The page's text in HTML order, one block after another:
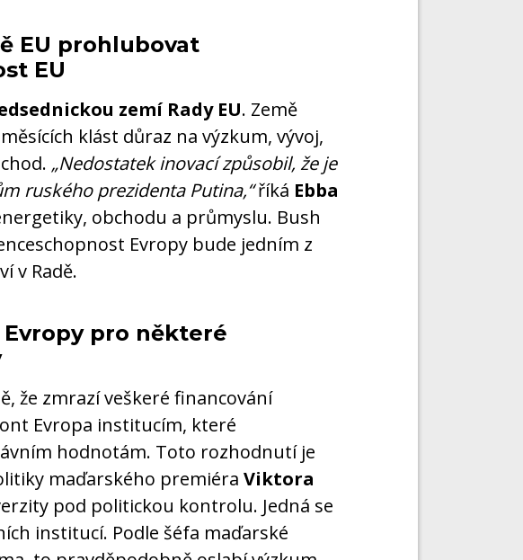
EU prohlubovat
EU
zemí Rady EU. Země
klást důraz na výzkum, vývoj,
„Nedostatek inovací způsobil, že je
ruského prezidenta Putina,“říká Ebba
obchodu a průmyslu. Bush
Evropy bude jedním z
v Radě.
pro některé
že zmrazí veškeré financování
Evropa institucím, které
hodnotám. Toto rozhodnutí je
maďarského premiéra Viktora
pod politickou kontrolu. Jedná se
institucí. Podle šéfa maďarské